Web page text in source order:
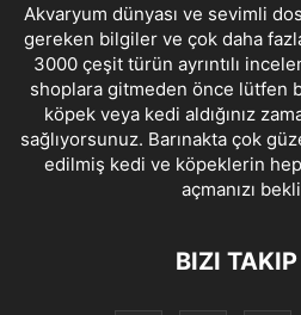
Akvaryum dünyası ve sevimli
gereken bilgiler ve çok daha
3000 çeşit türün ayrıntılı
shoplara gitmeden önce lütfen
köpek veya kedi aldığınız
sağlıyorsunuz. Barınakta çok
edilmiş kedi ve köpeklerin
açmanızı
BIZI